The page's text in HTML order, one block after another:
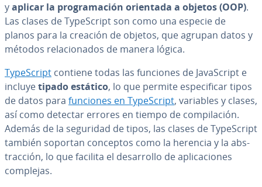
yaplicar la pro­gra­ma­ción orientada a objetos (OOP).
Las clases de Ty­pe­S­cri­pt son como una especie de
planos para la creación de objetos, que agrupan datos y
métodos re­la­cio­na­dos de manera lógica.
Ty­pe­S­cri­pt contiene todas las funciones de Ja­va­S­cri­pt e
incluyetipado estático, lo que permite es­pe­ci­fi­car tipos
de datos para funciones en Ty­pe­S­cri­pt, variables y clases,
así como detectar errores en tiempo de co­m­pi­la­ción.
Además de la seguridad de tipos, las clases de Ty­pe­S­cri­pt
también soportan conceptos como la herencia y la ab­s­
tra­c­ción, lo que facilita el de­sa­rro­llo de apli­ca­cio­nes
complejas.